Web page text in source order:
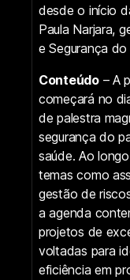
desde o início
Paula Narjara,
e Segurança
Conteúdo– A
começará no
de palestra
segurança do
saúde. Ao
temas como
gestão de
a agenda
projetos de
voltadas para
eficiência em